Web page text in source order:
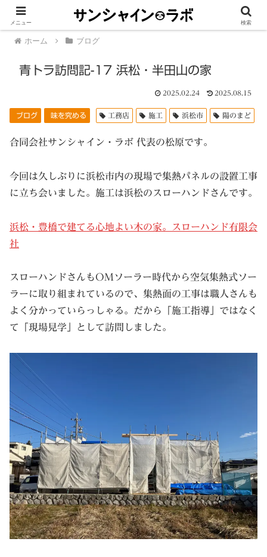
ホーム ブログ
青トラ訪問記-17 浜松・半田山の家
2025.02.24 2025.08.15
ブログ 味を究める 工務店 施工 浜松市 陽のまど
合同会社サンシャイン・ラボ 代表の松原です。
今回は久しぶりに浜松市内の現場で集熱パネルの設置工事
に立ち会いました。施工は浜松のスローハンドさんです。
浜松・豊橋で建てる心地よい木の家。スローハンド有限会
社
スローハンドさんもOMソーラー時代から空気集熱式ソー
ラーに取り組まれているので、集熱面の工事は職人さんも
よく分かっていらっしゃる。だから「施工指導」ではなく
て「現場見学」として訪問しました。
メニュー 検索